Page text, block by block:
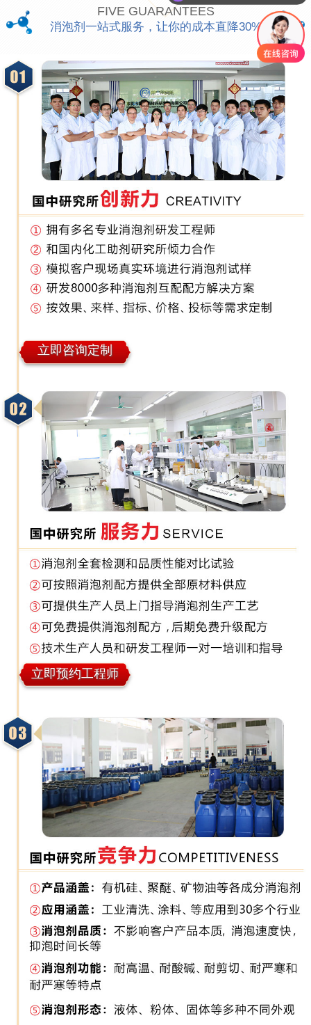
FIVE GUARANTEES
消泡剂一站式服务，让你的成本直降30%
立即咨询定制
立即预约工程师
你们是怎么收费的呢